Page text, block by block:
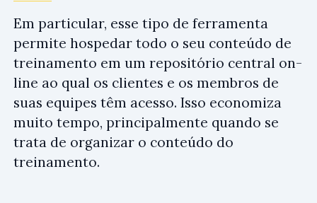
Em particular, esse tipo de ferramenta
permite hospedar todo o seu conteúdo de
treinamento em um repositório central on-
line ao qual os clientes e os membros de
suas equipes têm acesso. Isso economiza
muito tempo, principalmente quando se
trata de organizar o conteúdo do
treinamento.